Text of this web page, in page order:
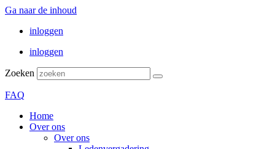
Ga naar de inhoud
inloggen
inloggen
Zoeken
FAQ
Home
Over ons
Over ons